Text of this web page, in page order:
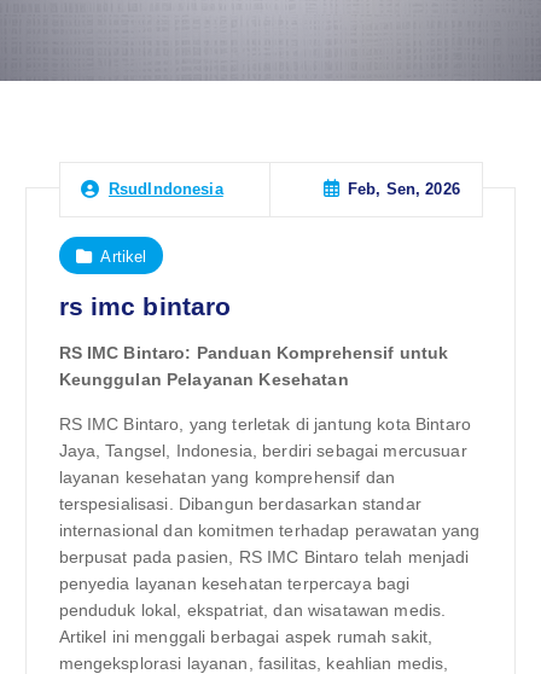
RsudIndonesia Feb, Sen, 2026
Artikel
rs imc bintaro
RS IMC Bintaro: Panduan Komprehensif untuk
Keunggulan Pelayanan Kesehatan
RS IMC Bintaro, yang terletak di jantung kota Bintaro
Jaya, Tangsel, Indonesia, berdiri sebagai mercusuar
layanan kesehatan yang komprehensif dan
terspesialisasi. Dibangun berdasarkan standar
internasional dan komitmen terhadap perawatan yang
berpusat pada pasien, RS IMC Bintaro telah menjadi
penyedia layanan kesehatan terpercaya bagi
penduduk lokal, ekspatriat, dan wisatawan medis.
Artikel ini menggali berbagai aspek rumah sakit,
mengeksplorasi layanan, fasilitas, keahlian medis,